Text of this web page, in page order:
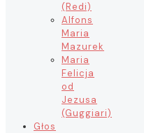
(Redi)
Alfons
Maria
Mazurek
Maria
Felicja
od
Jezusa
(Guggiari)
Głos